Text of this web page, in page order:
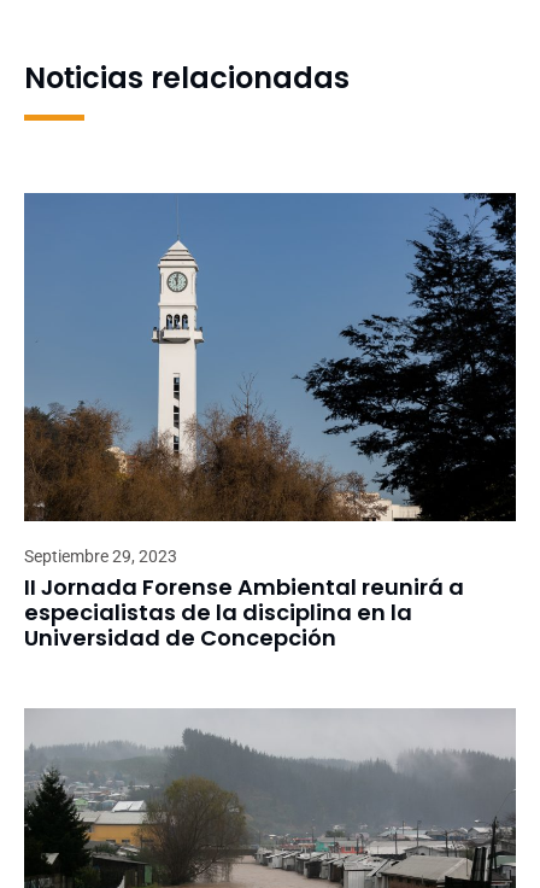
Noticias relacionadas
Septiembre 29, 2023
II Jornada Forense Ambiental reunirá a
especialistas de la disciplina en la
Universidad de Concepción